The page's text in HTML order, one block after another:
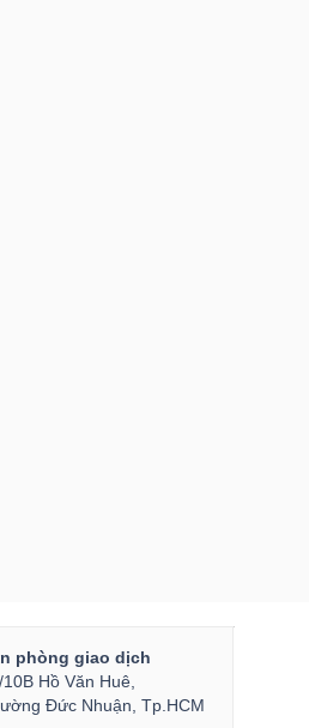
phòng giao dịch
Hồ Văn Huê,
Đức Nhuận, Tp.HCM